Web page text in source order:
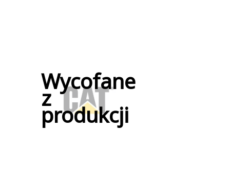
Wycofane
z
produkcji